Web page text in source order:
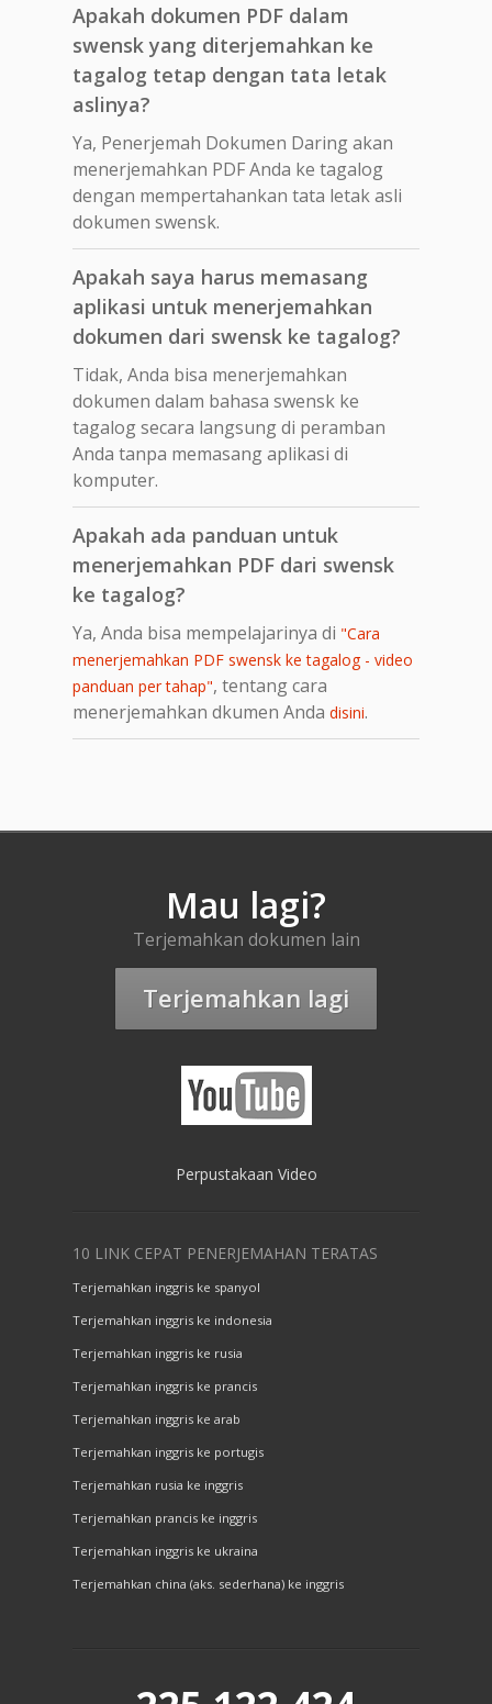
Apakah dokumen PDF dalam
swensk yang diterjemahkan ke
tagalog tetap dengan tata letak
aslinya?
Ya, Penerjemah Dokumen Daring akan
menerjemahkan PDF Anda ke tagalog
dengan mempertahankan tata letak asli
dokumen swensk.
Apakah saya harus memasang
aplikasi untuk menerjemahkan
dokumen dari swensk ke tagalog?
Tidak, Anda bisa menerjemahkan
dokumen dalam bahasa swensk ke
tagalog secara langsung di peramban
Anda tanpa memasang aplikasi di
komputer.
Apakah ada panduan untuk
menerjemahkan PDF dari swensk
ke tagalog?
Ya, Anda bisa mempelajarinya di "Cara
menerjemahkan PDF swensk ke tagalog - video
panduan per tahap", tentang cara
menerjemahkan dkumen Anda disini.
Mau lagi?
Terjemahkan dokumen lain
Terjemahkan lagi
Perpustakaan Video
10 LINK CEPAT PENERJEMAHAN TERATAS
Terjemahkan inggris ke spanyol
Terjemahkan inggris ke indonesia
Terjemahkan inggris ke rusia
Terjemahkan inggris ke prancis
Terjemahkan inggris ke arab
Terjemahkan inggris ke portugis
Terjemahkan rusia ke inggris
Terjemahkan prancis ke inggris
Terjemahkan inggris ke ukraina
Terjemahkan china (aks. sederhana) ke inggris